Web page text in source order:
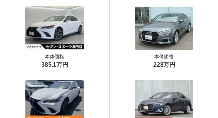
本体価格
385.1万円
本体価格
228万円